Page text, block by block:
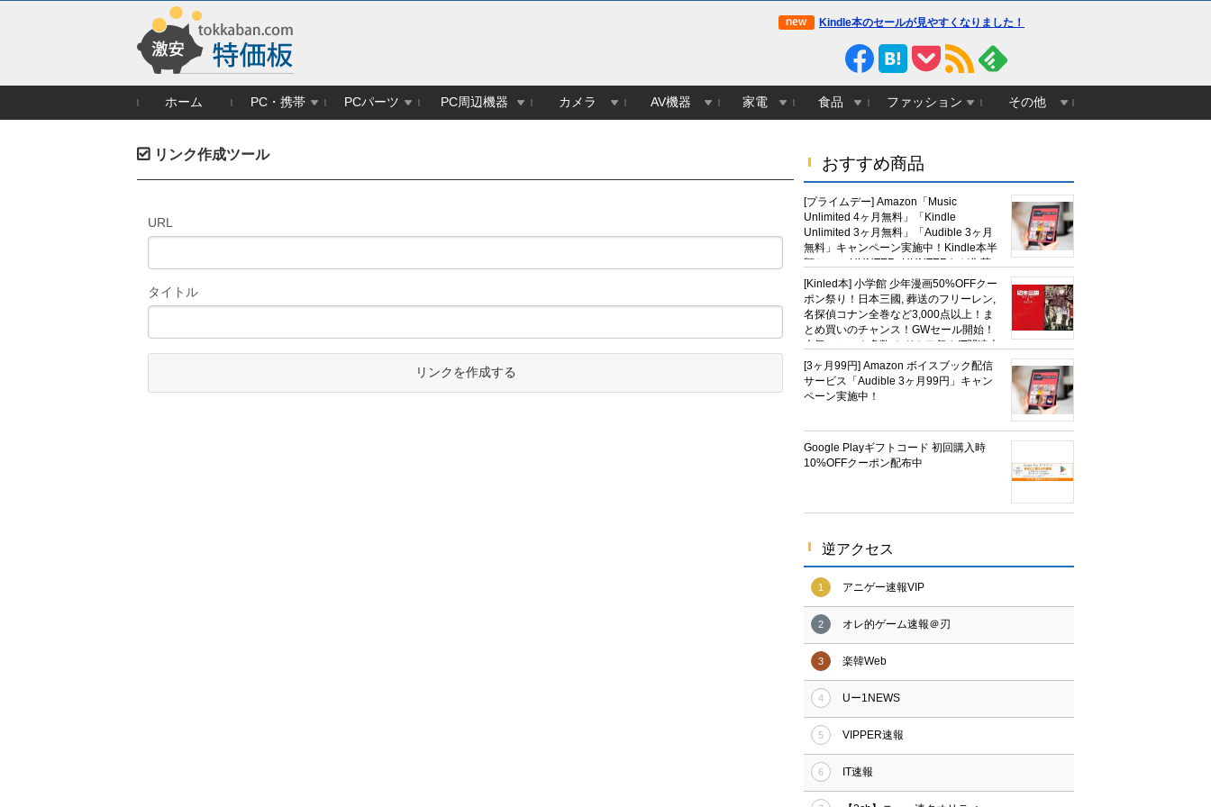
Kindle本のセールが見やすくなりました！
ホーム PC・携帯 PCパーツ PC周辺機器 カメラ AV機器 家電 食品 ファッション その他
おすすめ商品
[プライムデー] Amazon「Music
Unlimited 4ヶ月無料」「Kindle
Unlimited 3ヶ月無料」「Audible 3ヶ月
無料」キャンペーン実施中！Kindle本半
額セール HUNTER×HUNTERなど集英
社、無職転生,幼女戦記など
KADOKAWA、キャプテン翼100円セー
ルも！
[Kinled本] 小学館 少年漫画50%OFFクー
ポン祭り！日本三國, 葬送のフリーレン,
名探偵コナン全巻など3,000点以上！ま
とめ買いのチャンス！GWセール開始！
人気コミック多数 カドカワ祭やIT関連本
がセールに！
[3ヶ月99円] Amazon ボイスブック配信
サービス「Audible 3ヶ月99円」キャン
ペーン実施中！
Google Playギフトコード 初回購入時
10%OFFクーポン配布中
逆アクセス
1 アニゲー速報VIP
2 オレ的ゲーム速報＠刃
3 楽韓Web
4 Uー1NEWS
5 VIPPER速報
6 IT速報
リンク作成ツール
URL
タイトル
リンクを作成する